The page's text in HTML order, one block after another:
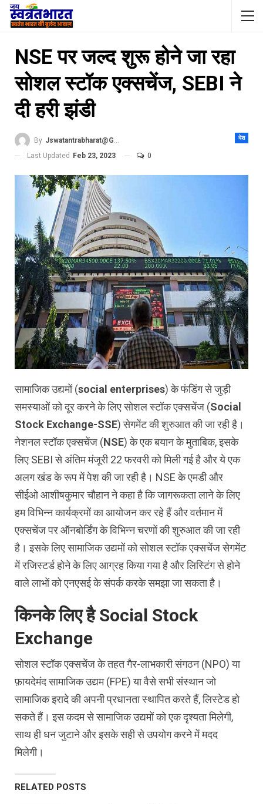
NSE पर जल्द शुरू होने जा रहा
सोशल स्टॉक एक्सचेंज, SEBI ने
दी हरी झंडी
देश
By Jswatantrabharat@gmail.com
Last Updated Feb 23, 2023 0
सामाजिक उद्यमों (social enterprises) के फंडिंग से जुड़ी
समस्याओं को दूर करने के लिए सोशल स्टॉक एक्सचेंज (Social
Stock Exchange-SSE) सेगमेंट की शुरुआत की जा रही है।
नेशनल स्टॉक एक्सचेंज (NSE) के एक बयान के मुताबिक, इसके
लिए SEBI से अंतिम मंजूरी 22 फरवरी को मिली गई है और ये एक
अलग खंड के रूप में पेश की जा रही है। NSE के एमडी और
सीईओ आशीषकुमार चौहान ने कहा है कि जागरूकता लाने के लिए
हम विभिन्न कार्यक्रमों का आयोजन कर रहे हैं और वर्तमान में
एक्सचेंज पर ऑनबोर्डिंग के विभिन्न चरणों की शुरुआत की जा रही
है। इसके लिए सामाजिक उद्यमों को सोशल स्टॉक एक्सचेंज सेगमेंट
में रजिस्टर्ड होने के लिए आग्रह किया गया है और लिस्टिंग से होने
वाले लाभों को एनएसई के संपर्क करके समझा जा सकता है।
किनके लिए है Social Stock
Exchange
सोशल स्टॉक एक्सचेंज के तहत गैर-लाभकारी संगठन (NPO) या
फ़ायदेमंद सामाजिक उद्यम (FPE) या वैसे सभी संस्थान जो
सामाजिक इरादे की अपनी प्रधानता स्थापित करते हैं, लिस्टेड हो
सकते हैं। इस कदम से सामाजिक उद्यमों को एक दृश्यता मिलेगी,
साथ ही धन जुटाने और इसके सही से उपयोग करने में मदद
मिलेगी।
RELATED POSTS